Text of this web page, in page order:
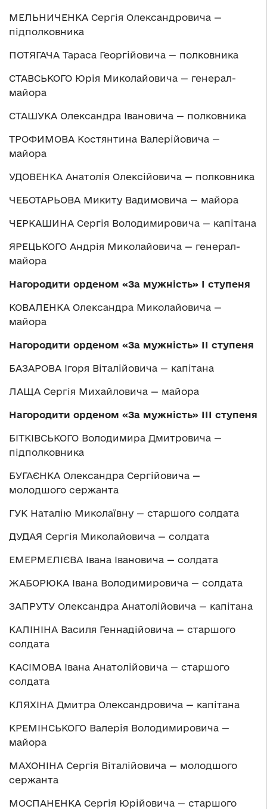
МЕЛЬНИЧЕНКА Сергія Олександровича —
підполковника
ПОТЯГАЧА Тараса Георгійовича — полковника
СТАВСЬКОГО Юрія Миколайовича — генерал-
майора
СТАШУКА Олександра Івановича — полковника
ТРОФИМОВА Костянтина Валерійовича —
майора
УДОВЕНКА Анатолія Олексійовича — полковника
ЧЕБОТАРЬОВА Микиту Вадимовича — майора
ЧЕРКАШИНА Сергія Володимировича — капітана
ЯРЕЦЬКОГО Андрія Миколайовича — генерал-
майора
Нагородити орденом «За мужність» І ступеня
КОВАЛЕНКА Олександра Миколайовича —
майора
Нагородити орденом «За мужність» ІІ ступеня
БАЗАРОВА Ігоря Віталійовича — капітана
ЛАЩА Сергія Михайловича — майора
Нагородити орденом «За мужність» ІІІ ступеня
БІТКІВСЬКОГО Володимира Дмитровича —
підполковника
БУГАЄНКА Олександра Сергійовича —
молодшого сержанта
ГУК Наталію Миколаївну — старшого солдата
ДУДАЯ Сергія Миколайовича — солдата
ЕМЕРМЕЛІЄВА Івана Івановича — солдата
ЖАБОРЮКА Івана Володимировича — солдата
ЗАПРУТУ Олександра Анатолійовича — капітана
КАЛІНІНА Василя Геннадійовича — старшого
солдата
КАСІМОВА Івана Анатолійовича — старшого
солдата
КЛЯХІНА Дмитра Олександровича — капітана
КРЕМІНСЬКОГО Валерія Володимировича —
майора
МАХОНІНА Сергія Віталійовича — молодшого
сержанта
МОСПАНЕНКА Сергія Юрійовича — старшого